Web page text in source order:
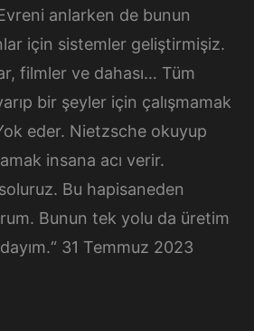
anlarken de bunun
için sistemler geliştirmişiz.
filmler ve dahası… Tüm
bir şeyler için çalışmamak
eder. Nietzsche okuyup
insana acı verir.
Bu hapisaneden
Bunun tek yolu da üretim
31 Temmuz 2023